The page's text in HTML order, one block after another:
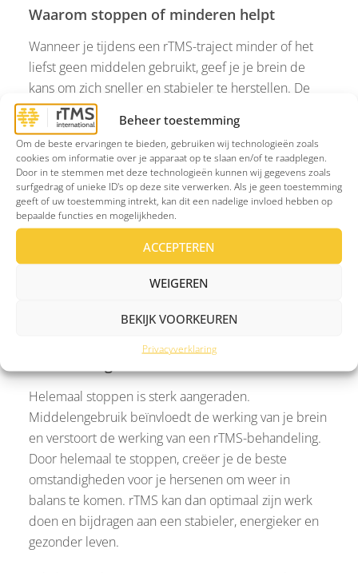
Beheer toestemming
Om de beste ervaringen te bieden, gebruiken wij technologieën zoals
cookies om informatie over je apparaat op te slaan en/of te raadplegen.
Door in te stemmen met deze technologieën kunnen wij gegevens zoals
surfgedrag of unieke ID's op deze site verwerken. Als je geen toestemming
geeft of uw toestemming intrekt, kan dit een nadelige invloed hebben op
bepaalde functies en mogelijkheden.
ACCEPTEREN
WEIGEREN
BEKIJK VOORKEUREN
Privacyverklaring
Waarom stoppen of minderen helpt
Wanneer je tijdens een rTMS-traject minder of het
liefst geen middelen gebruikt, geef je je brein de
kans om zich sneller en stabieler te herstellen. De
behandeling kan dan effectiever zijn en het
herstelproces versnellen.
Zonder alcohol of drugs vinden de
neurotransmitters sneller hun natuurlijke
balans.
Zonder nicotine ervaar je minder kunstmatige
pieken en dalen in je beloningssysteem.
Je lichaam en zenuwstelsel komen makkelijker
tot rust, wat het herstel ondersteunt.
Moet ik stoppen voor mijn rTMS
Helemaal stoppen is sterk aangeraden.
Middelengebruik beïnvloedt de werking van je brein
en verstoort de werking van een rTMS-behandeling.
Door helemaal te stoppen, creëer je de beste
omstandigheden voor je hersenen om weer in
balans te komen. rTMS kan dan optimaal zijn werk
doen en bijdragen aan een stabieler, energieker en
gezonder leven.